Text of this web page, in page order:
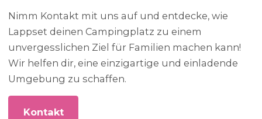
Nimm Kontakt mit uns auf und entdecke, wie
Lappset deinen Campingplatz zu einem
unvergesslichen Ziel für Familien machen kann!
Wir helfen dir, eine einzigartige und einladende
Umgebung zu schaffen.
Kontakt